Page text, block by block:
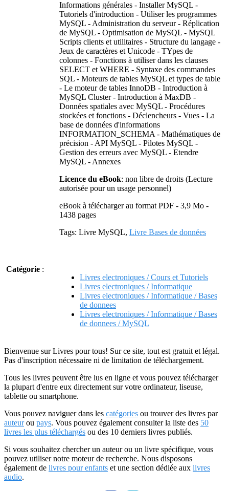
Informations générales - Installer MySQL -
Tutoriels d'introduction - Utiliser les programmes
MySQL - Administration du serveur - Réplication
de MySQL - Optimisation de MySQL - MySQL
Scripts clients et utilitaires - Structure du langage -
Jeux de caractères et Unicode - TYpes de
colonnes - Fonctions à utiliser dans les clauses
SELECT et WHERE - Syntaxe des commandes
SQL - Moteurs de tables MySQL et types de table
- Le moteur de tables InnoDB - Introduction à
MySQL Cluster - Introduction à MaxDB -
Données spatiales avec MySQL - Procédures
stockées et fonctions - Déclencheurs - Vues - La
base de données d'informations
INFORMATION_SCHEMA - Mathématiques de
précision - API MySQL - Pilotes MySQL -
Gestion des erreurs avec MySQL - Etendre
MySQL - Annexes
Licence du eBook: non libre de droits (Lecture
autorisée pour un usage personnel)
eBook à télécharger au format PDF - 3,9 Mo -
1438 pages
Tags: Livre MySQL, Livre Bases de données
Catégorie :
Livres electroniques / Cours et Tutoriels
Livres electroniques / Informatique
Livres electroniques / Informatique / Bases
de donnees
Livres electroniques / Informatique / Bases
de donnees / MySQL
Bienvenue sur Livres pour tous! Sur ce site, tout est gratuit et légal.
Pas d'inscription nécessaire ni de limitation de téléchargement.
Tous les livres peuvent être lus en ligne et vous pouvez télécharger
la plupart d'entre eux directement sur votre ordinateur, liseuse,
tablette ou smartphone.
Vous pouvez naviguer dans les catégories ou trouver des livres par
auteurou pays. Vous pouvez également consulter la liste des 50
livres les plus téléchargés ou des 10 derniers livres publiés.
Si vous souhaitez chercher un auteur ou un livre spécifique, vous
pouvez utiliser notre moteur de recherche. Nous disposons
également de livres pour enfants et une section dédiée aux livres
audio.